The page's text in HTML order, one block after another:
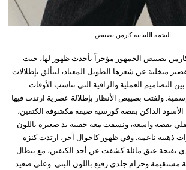
النجمة اللبنانية كارمن بصيبص
كارمن بصيبص الجمهور مؤخراً بأحدث ظهور لها، حيث
متخلية عن شعرها الطويل المعتاد، لتتألق بإطلالات
التصاميم العملية والراقية التي تناسب الأوقات
ولفتت بصيبص الأنظار بإطلالة عصرية ارتدت فيها
الداكن بقصة كورسيه ضيقة مكشوفة الكتفين،
بقصة واسعة، ونسقت معه حقيبة يد صغيرة باللون
ذهبية ناعمة. وفي ظهور كاجوال آخر، ارتدت كنزة
بفتحة عنق مائلة كشفت عن أحد الكتفين، مع بنطال
وحزام جلدي رفيع باللون البني. وعلى صعيد